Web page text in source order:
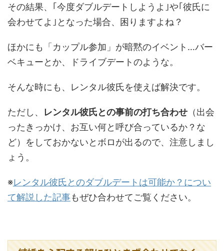
その結果、｢今度ダブルデートしようよ｣や｢彼氏に
会わせてよ｣となった場合、困りますよね？
ほかにも「カップル参加」が暗黙のイベント…バー
ベキューとか、ドライブデートのような。
そんな時にも、レンタル彼氏を使えば解決です。
ただし、 レンタル彼氏との事前の打ち合わせ （出会
ったきっかけ、お互い何と呼び合っているか？な
ど）をしておかないとボロが出るので、注意しまし
ょう。
※レンタル彼氏とのダブルデートは可能か？につい
て解説した記事もぜひ合わせてご覧ください。